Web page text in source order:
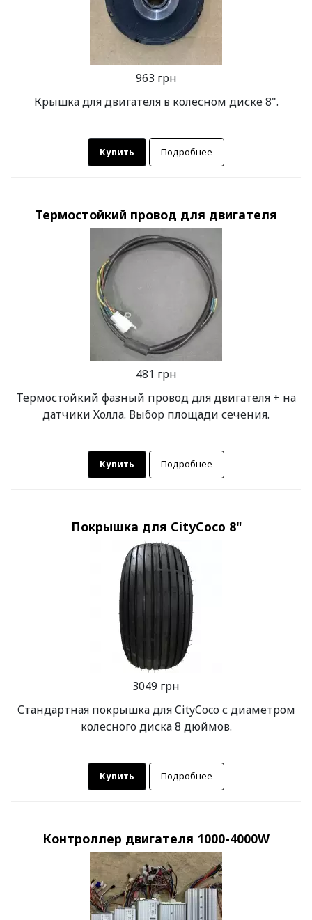
963 грн
Крышка для двигателя в колесном диске 8".
Купить Подробнее
Термостойкий провод для двигателя
481 грн
Термостойкий фазный провод для двигателя + на
датчики Холла. Выбор площади сечения.
Купить Подробнее
Покрышка для CityCoco 8"
3049 грн
Стандартная покрышка для CityCoco с диаметром
колесного диска 8 дюймов.
Купить Подробнее
Контроллер двигателя 1000-4000W